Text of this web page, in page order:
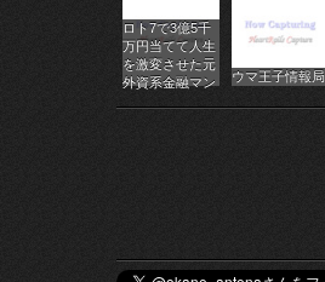
ロト7で3億5千
万円当てて人生
を激変させた元
外資系金融マン
ウマ王子情報局